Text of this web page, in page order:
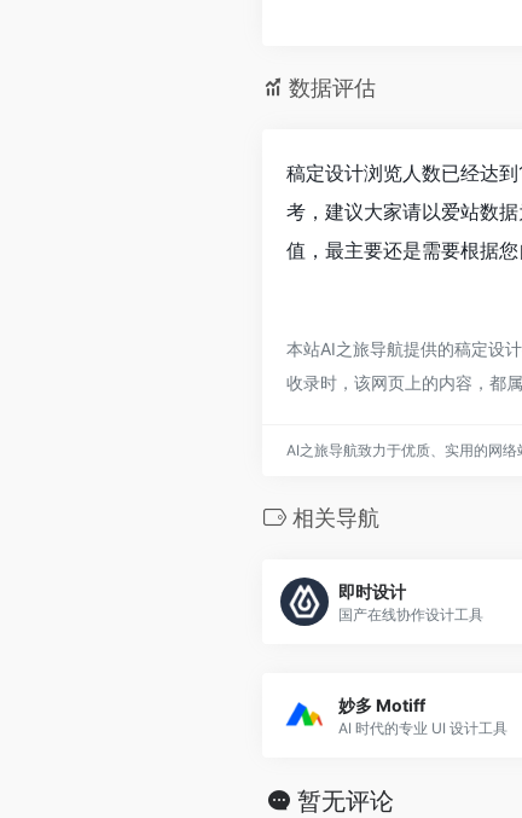
数据评估
稿定设计浏览人数已经达
考，建议大家请以爱站数
值，最主要还是需要根据
本站AI之旅导航提供的稿定设
收录时，该网页上的内容，都
AI之旅导航致力于优质、实用的网络
相关导航
即时设计
国产在线协作设计工具
妙多 Motiff
AI 时代的专业 UI 设计工具
暂无评论